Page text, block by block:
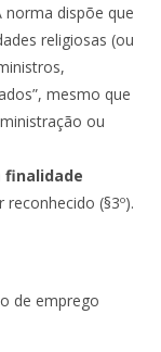
norma dispõe que
religiosas (ou
mesmo que
ou
finalidade
(§3º).
de emprego